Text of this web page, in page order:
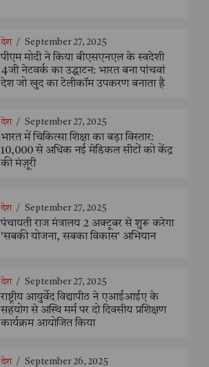
देश / September 27, 2025
पीएम मोदी ने किया बीएसएनएल के स्वदेशी
4जी नेटवर्क का उद्घाटन: भारत बना पांचवां
देश जो खुद का टेलीकॉम उपकरण बनाता है
देश / September 27, 2025
भारत में चिकित्सा शिक्षा का बड़ा विस्तार:
10,000 से अधिक नई मेडिकल सीटों को केंद्र
की मंज़ूरी
देश / September 27, 2025
पंचायती राज मंत्रालय 2 अक्टूबर से शुरू करेगा
'सबकी योजना, सबका विकास' अभियान
देश / September 27, 2025
राष्ट्रीय आयुर्वेद विद्यापीठ ने एआईआईए के
सहयोग से अस्थि मर्म पर दो दिवसीय प्रशिक्षण
कार्यक्रम आयोजित किया
देश / September 26, 2025